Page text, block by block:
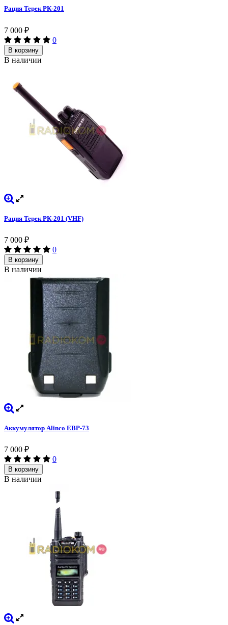
Рация Терек РК-201
7 000 ₽
0
В корзину
В наличии
Рация Терек РК-201 (VHF)
7 000 ₽
0
В корзину
В наличии
Аккумулятор Alinco EBP-73
7 000 ₽
0
В корзину
В наличии